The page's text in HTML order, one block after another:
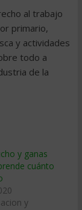
al trabajo
primario,
y actividades
todo a
de la
y ganas
cuánto
y